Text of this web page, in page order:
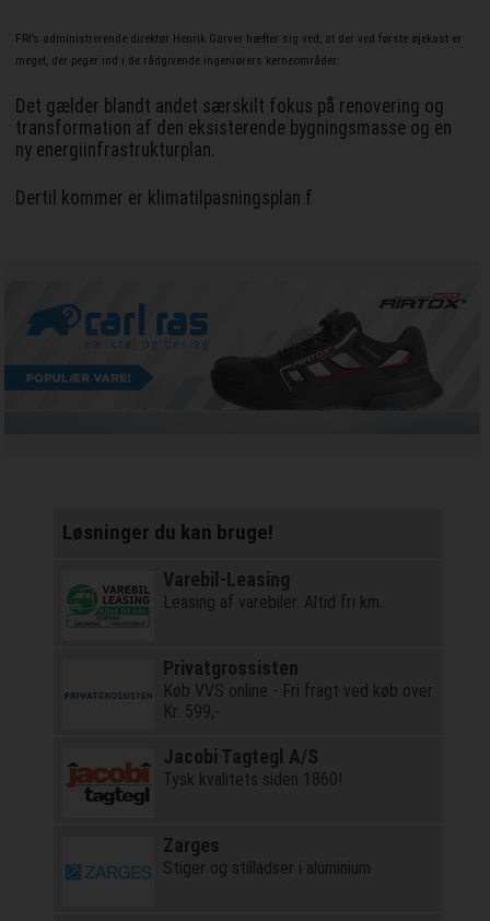
FRI’s administrerende direktør Henrik Garver hæfter sig ved, at der ved første øjekast er
meget, der peger ind i de rådgivende ingeniørers kerneområder:
Det gælder blandt andet særskilt fokus på renovering og
transformation af den eksisterende bygningsmasse og en
ny energiinfrastrukturplan.
Dertil kommer er klimatilpasningsplan f
Løsninger du kan bruge!
Varebil-Leasing
Leasing af varebiler. Altid fri km.
Privatgrossisten
Køb VVS online - Fri fragt ved køb over
Kr. 599,-
Jacobi Tagtegl A/S
Tysk kvalitets siden 1860!
Zarges
Stiger og stilladser i aluminium